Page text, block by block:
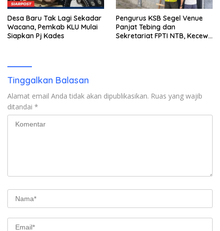
Desa Baru Tak Lagi Sekadar
Wacana, Pemkab KLU Mulai
Siapkan Pj Kades
Pengurus KSB Segel Venue
Panjat Tebing dan
Sekretariat FPTI NTB, Kecewa
Tinggalkan Balasan
Alamat email Anda tidak akan dipublikasikan. Ruas yang wajib
ditandai *